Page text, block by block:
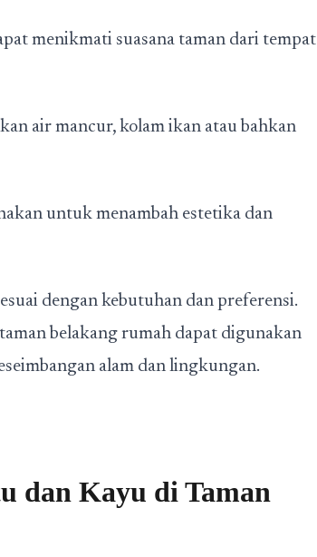
menikmati suasana taman dari tempat
air mancur, kolam ikan atau bahkan
untuk menambah estetika dan
dengan kebutuhan dan preferensi.
belakang rumah dapat digunakan
alam dan lingkungan.
dan Kayu di Taman